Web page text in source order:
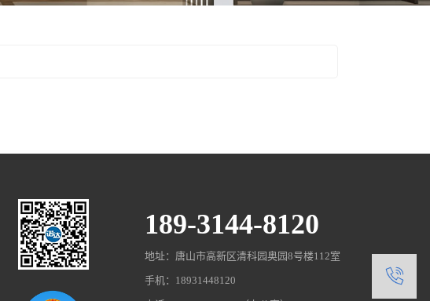
189-3144-8120
地址：唐山市高新区清科园奥园8号楼112室
手机：18931448120